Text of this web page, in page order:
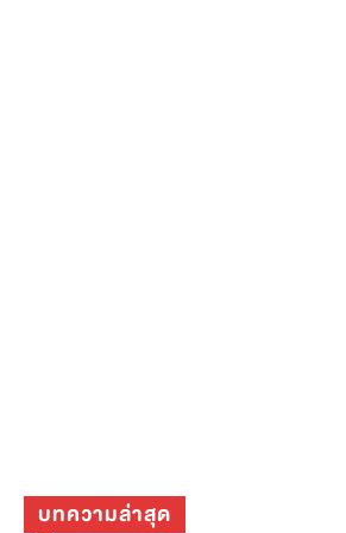
บทความล่าสุด